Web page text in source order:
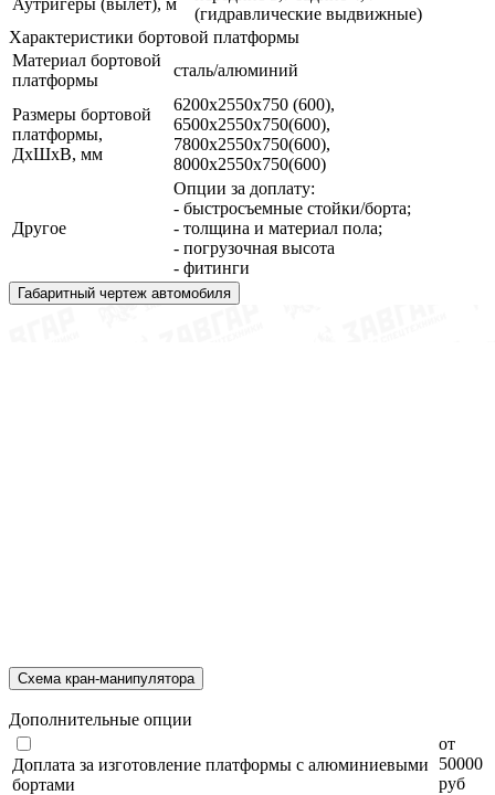
(гидравлические выдвижные)
Характеристики бортовой платформы
Материал бортовой
платформы
сталь/алюминий
Размеры бортовой
платформы,
ДхШхВ, мм
6200х2550х750 (600),
6500х2550х750(600),
7800х2550х750(600),
8000х2550х750(600)
Другое
Опции за доплату:
- быстросъемные стойки/борта;
- толщина и материал пола;
- погрузочная высота
- фитинги
Габаритный чертеж автомобиля
Схема кран-манипулятора
Дополнительные опции
Доплата за изготовление платформы с алюминиевыми
бортами
от
50000
руб